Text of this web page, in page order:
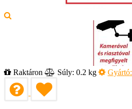
Raktáron Súly: 0.2 kg Gyártó: